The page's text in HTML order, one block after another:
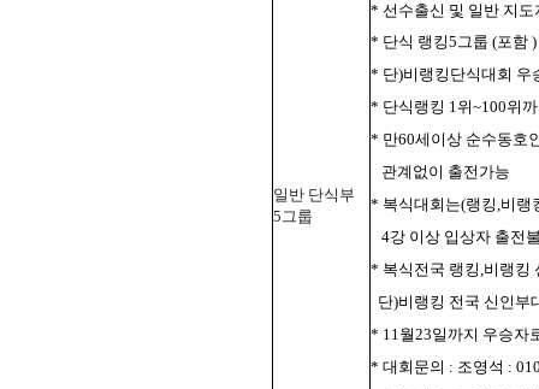
일반 단식부
5그룹
* 선수출신 및 일반 지
* 단식 랭킹5그룹 (포함
* 단)비랭킹단식대회 우
* 단식랭킹 1위~100위
* 만60세이상 순수동호
관계없이 출전가능
* 복식대회는(랭킹,비랭
4강 이상 입상자 출전
* 복식전국 랭킹,비랭킹
단)비랭킹 전국 신인부
* 11월23일까지 우승자
* 대회문의 : 조영석 :